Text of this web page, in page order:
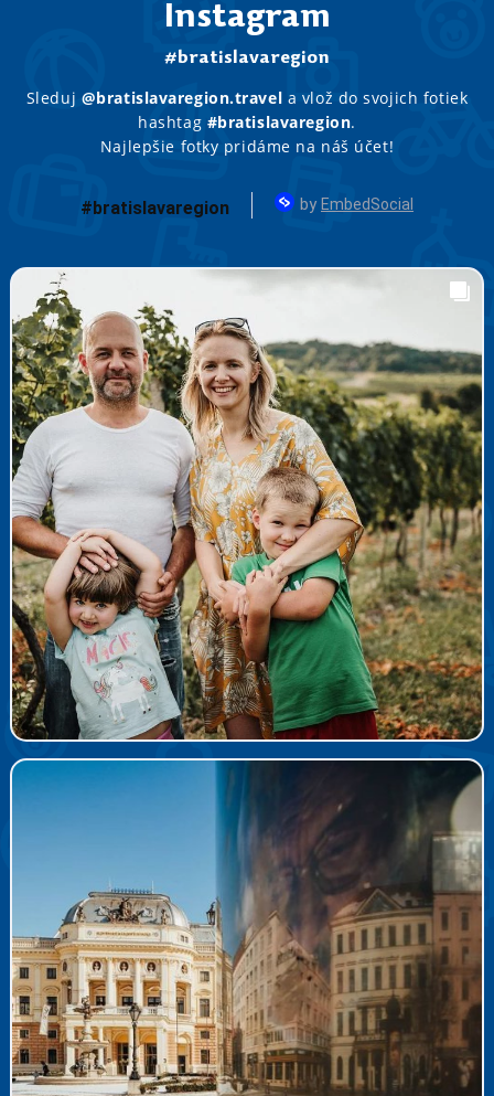
Instagram
#bratislavaregion
Sleduj @bratislavaregion.travel a vlož do svojich fotiek
hashtag #bratislavaregion.
Najlepšie fotky pridáme na náš účet!